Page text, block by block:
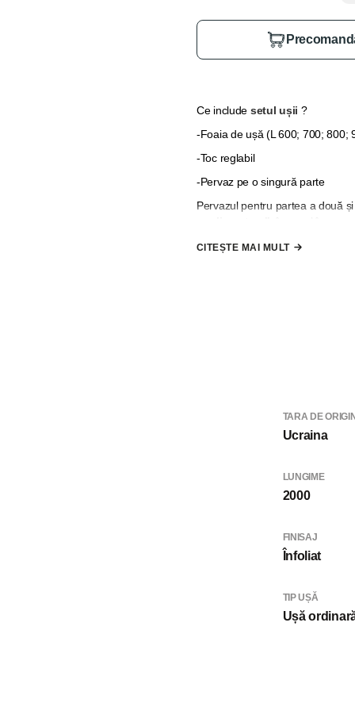
Ce include setul ușii ?
-Foaia de ușă (L 600; 700; 800;
-Toc reglabil
-Pervaz pe o singură parte
Pervazul pentru partea a două
*Nu se include mâner,
CITEȘTE MAI MULT
TARA DE
Ucraina
LUNGIME
2000
FINISAJ
Înfoliat
TIP UȘĂ
Ușă